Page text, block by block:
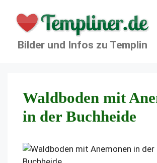
Inhalt
springen
Bilder und Infos zu Templin
Waldboden mit
in der Buchheide